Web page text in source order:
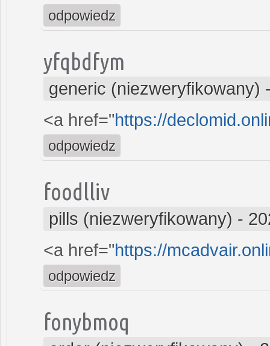
odpowiedz
yfqbdfym
generic (niezweryfikowany)
<a href="https://
odpowiedz
foodlliv
pills (niezweryfikowany) -
<a href="https://
odpowiedz
fonybmoq